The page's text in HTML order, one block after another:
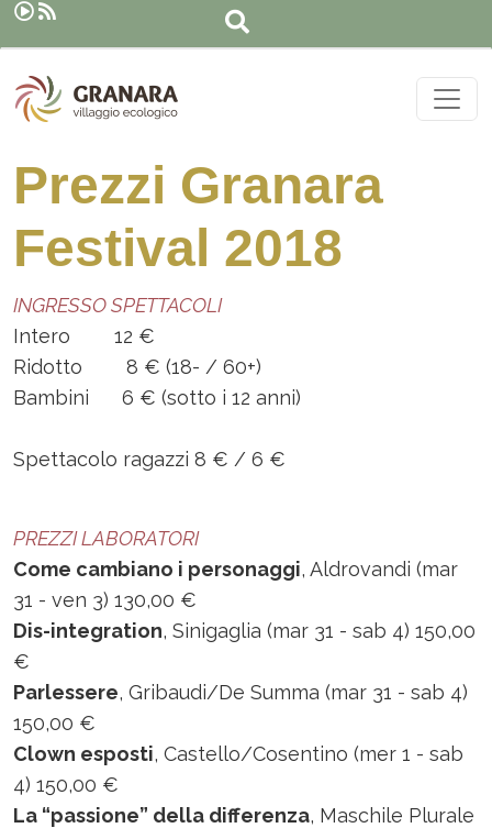
Salta al contenuto principale
Prezzi Granara
Festival 2018
INGRESSO SPETTACOLI
Intero 12 €
Ridotto 8 € (18- / 60+)
Bambini 6 € (sotto i 12 anni)
Spettacolo ragazzi 8 € / 6 €
PREZZI LABORATORI
Come cambiano i personaggi, Aldrovandi (mar
31 - ven 3) 130,00 €
Dis-integration, Sinigaglia (mar 31 - sab 4) 150,00
€
Parlessere, Gribaudi/De Summa (mar 31 - sab 4)
150,00 €
Clown esposti, Castello/Cosentino (mer 1 - sab
4) 150,00 €
La “passione” della differenza, Maschile Plurale